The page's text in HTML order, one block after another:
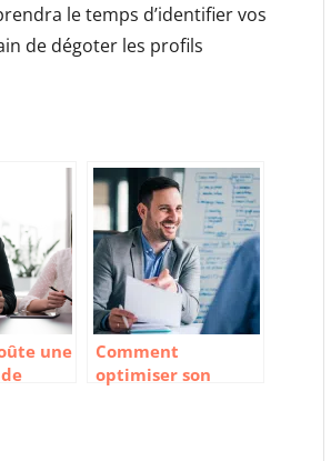
le temps d’identifier vos
de dégoter les profils
une
Comment
optimiser son